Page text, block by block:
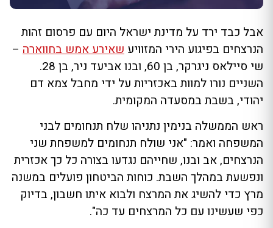
אבל כבד ירד על מדינת ישראל היום עם פרסום זהות
הנרצחים בפיגוע הירי המזוויע שאירע אמש בחווארה –
שי סיילאס ניגרקר, בן 60, ובנו אביעד ניר, בן 28.
השניים נורו למוות באכזריות על ידי מחבל צמא דם
יהודי, בשבת במסעדה המקומית.
ראש הממשלה בנימין נתניהו שלח תנחומים לבני
המשפחה ואמר: "אני שולח תנחומים למשפחת שני
הנרצחים, אב ובנו, שחייהם נגדעו בצורה כל כך אכזרית
ונפשעת במהלך השבת. כוחות הביטחון פועלים במשנה
מרץ כדי להשיג את המרצח ולבוא איתו חשבון, בדיוק
כפי שעשינו עם כל המרצחים עד כה".